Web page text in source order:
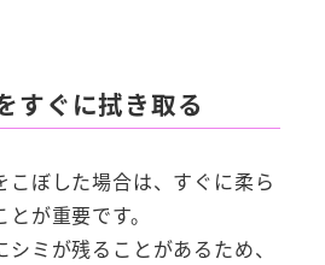
すぐに拭き取る
こぼした場合は、すぐに柔ら
が重要です。
ミが残ることがあるため、